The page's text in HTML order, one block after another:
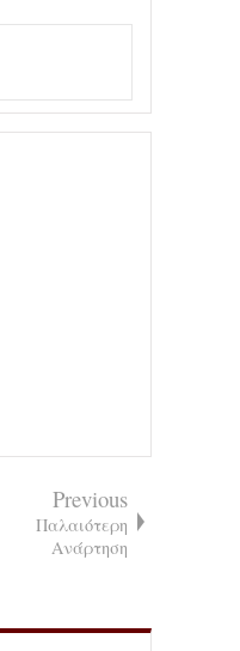
Previous
Παλαιότερη
Ανάρτηση